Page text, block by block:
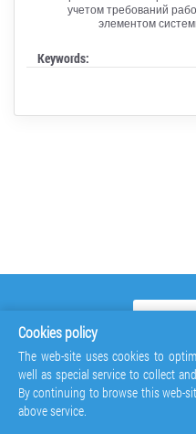
учетом требований
элементом
Keywords:
Cookies policy
The web-site uses cookies to
well as special service to collect
By continuing to browse this web-
above service.